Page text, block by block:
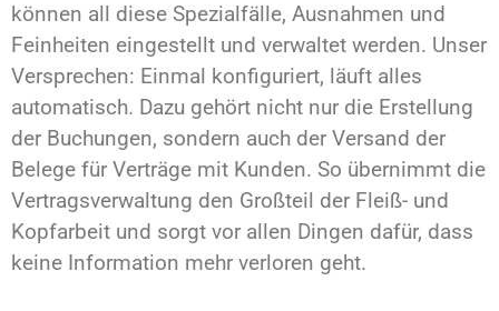
können all diese Spezialfälle, Ausnahmen und
Feinheiten eingestellt und verwaltet werden. Unser
Versprechen: Einmal konfiguriert, läuft alles
automatisch. Dazu gehört nicht nur die Erstellung
der Buchungen, sondern auch der Versand der
Belege für Verträge mit Kunden. So übernimmt die
Vertragsverwaltung den Großteil der Fleiß- und
Kopfarbeit und sorgt vor allen Dingen dafür, dass
keine Information mehr verloren geht.